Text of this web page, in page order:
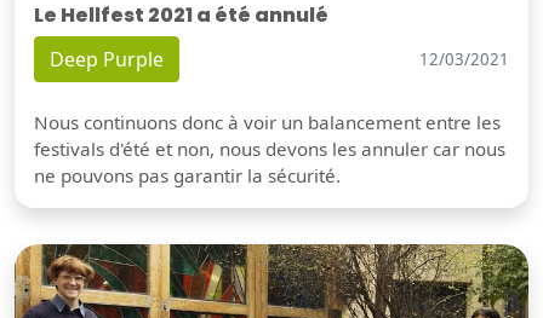
Le Hellfest 2021 a été annulé
Deep Purple 12/03/2021
Nous continuons donc à voir un balancement entre les
festivals d'été et non, nous devons les annuler car nous
ne pouvons pas garantir la sécurité.